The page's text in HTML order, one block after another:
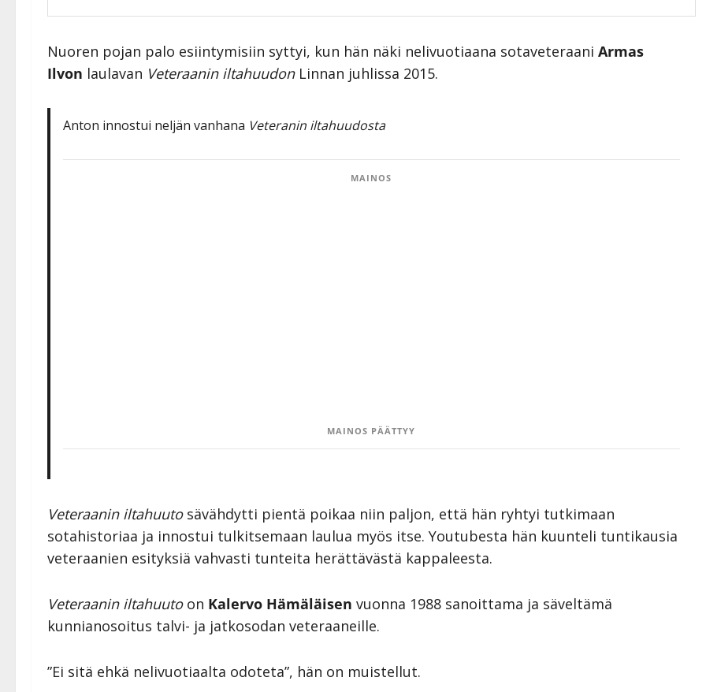
Nuoren pojan palo esiintymisiin syttyi, kun hän näki nelivuotiaana sotaveteraani Armas
Ilvon laulavan Veteraanin iltahuudonLinnan juhlissa 2015.
Anton innostui neljän vanhana Veteranin iltahuudosta
MAINOS
MAINOS PÄÄTTYY
Veteraanin iltahuutosävähdytti pientä poikaa niin paljon, että hän ryhtyi tutkimaan
sotahistoriaa ja innostui tulkitsemaan laulua myös itse. Youtubesta hän kuunteli tuntikausia
veteraanien esityksiä vahvasti tunteita herättävästä kappaleesta.
Veteraanin iltahuutoon Kalervo Hämäläisen vuonna 1988 sanoittama ja säveltämä
kunnianosoitus talvi- ja jatkosodan veteraaneille.
”Ei sitä ehkä nelivuotiaalta odoteta”, hän on muistellut.